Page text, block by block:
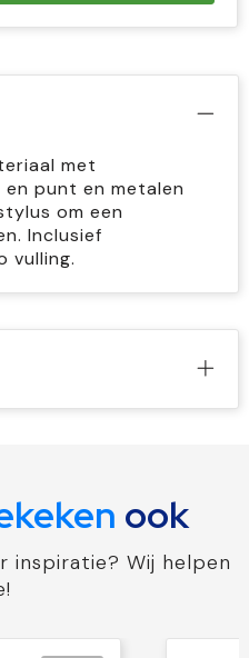
met
punt en metalen
om een
Inclusief
vulling.
ook
inspiratie? Wij helpen